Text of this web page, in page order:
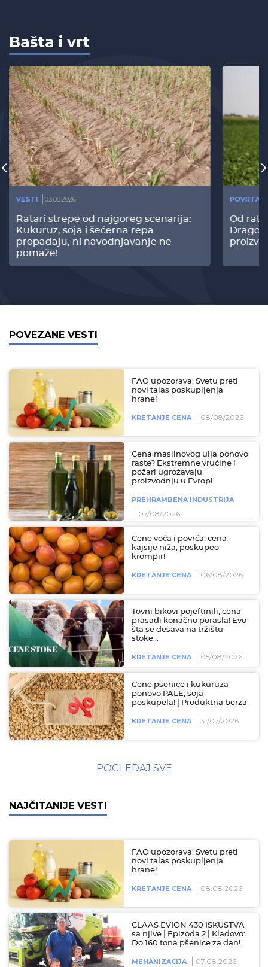
Bašta i vrt
VESTI 03.08.2026
Ratari strepe od najgoreg scenarija:
Kukuruz, soja i šećerna repa
propadaju, ni navodnjavanje ne
pomaže!
Od
POVEZANE VESTI
FAO upozorava: Svetu preti
novi talas poskupljenja
hrane!
KRETANJE CENA 08/08/2026
Cena maslinovog ulja ponovo
raste? Ekstremne vrućine i
požari ugrožavaju
proizvodnju u Evropi
PREHRAMBENA INDUSTRIJA
07/08/2026
Cene voća i povrća: cena
kajsije niža, poskupeo
krompir!
KRETANJE CENA 06/08/2026
Tovni bikovi pojeftinili, cena
prasadi konačno porasla! Evo
šta se dešava na tržištu
stoke...
KRETANJE CENA 05/08/2026
Cene pšenice i kukuruza
ponovo PALE, soja
poskupela! | Produktna berza
KRETANJE CENA 31/07/2026
POGLEDAJ SVE
NAJČITANIJE VESTI
FAO upozorava: Svetu preti
novi talas poskupljenja
hrane!
KRETANJE CENA 08.08.2026
CLAAS EVION 430 ISKUSTVA
sa njive | Epizoda 2 | Kladovo:
Do 160 tona pšenice za dan!
MEHANIZACIJA 07.08.2026